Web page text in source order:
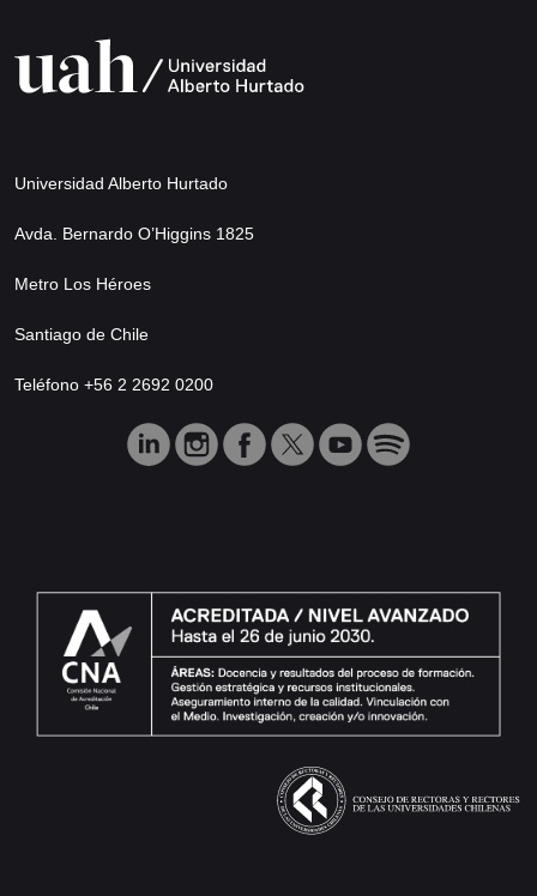
Universidad Alberto Hurtado
Avda. Bernardo O’Higgins 1825
Metro Los Héroes
Santiago de Chile
Teléfono +56 2 2692 0200